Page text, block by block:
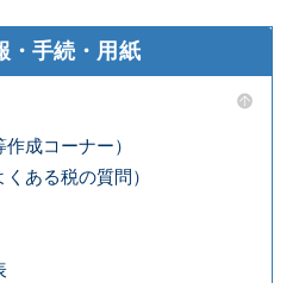
・手続・用紙
成コーナー）
ある税の質問）